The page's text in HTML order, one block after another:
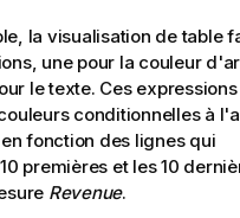
la visualisation de table
une pour la couleur
le texte. Ces expressions
conditionnelles à
fonction des lignes qui
premières et les 10
Revenue.